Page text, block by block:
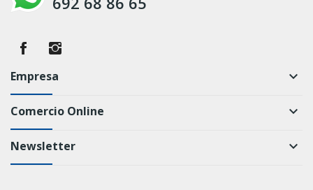
Empresa keyboard_arrow_down
Comercio Online keyboard_arrow_down
Newsletter keyboard_arrow_down